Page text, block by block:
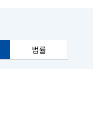
법률